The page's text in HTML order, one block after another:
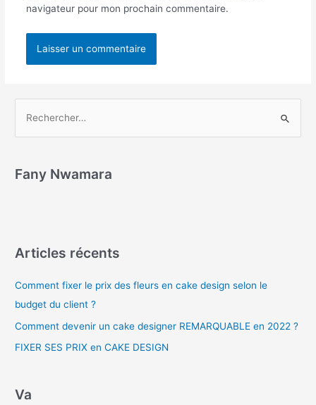
navigateur pour mon prochain commentaire.
Fany Nwamara
Articles récents
Comment fixer le prix des fleurs en cake design selon le
budget du client ?
Comment devenir un cake designer REMARQUABLE en 2022 ?
FIXER SES PRIX en CAKE DESIGN
Va